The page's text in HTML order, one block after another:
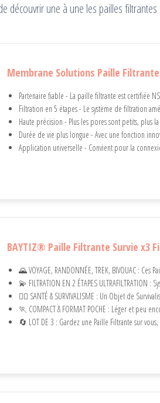
découvrir une à une les pailles
Membrane Solutions Paille
Partenaire fiable - La paille filtrante est certifiée
Filtration en 5 étapes - Le système de filtration
Haute précision - Plus les pores sont petits, plus
Durée de vie plus longue - Avec une fonction
Application universelle - Convient pour la
BAYTIZ® Paille Filtrante Survie x3
🌄 VOYAGE, RANDONNÉE, TREK, BIVOUAC : Ces
💫 FILTRATION EN 2 ÉTAPES ULTRAFILTRATION :
👨‍⚕️ SANTÉ & SURVIVALISME : Un Objet de
🏃 COMPACT & FORMAT POCHE : Léger et peu
🔄 LOT DE 3 : Gardez une Paille Filtrante sur